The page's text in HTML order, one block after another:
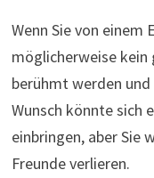
Wenn Sie von einem
möglicherweise kein
berühmt werden
Wunsch könnte sich
einbringen, aber Sie
Freunde verlieren.